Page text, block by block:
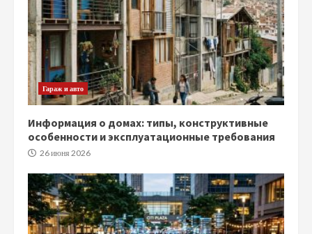
Гараж и авто
Информация о домах: типы, конструктивные
особенности и эксплуатационные требования
26 июня 2026